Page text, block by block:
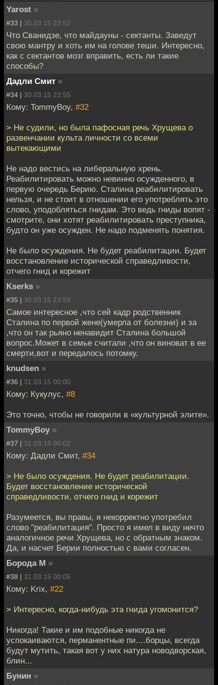
Yarost »
#33 | 30.03.15 23:52
Что Сванидзе, что майдауны - сектанты. Заведут
свою мантру и хоть им на голове теши. Интересно,
как с сектантов мозг вправить, есть ли такие
способы?
Дадли Смит »
#34 | 30.03.15 23:55
Кому: TommyBoy, #32
> Не судили, но была пафосная речь Хрущева о
развенчании культа личности со всеми
вытекающими
Не надо вестись на либеральную хрень.
Реабилитировать можно невинно осужденного, в
первую очередь Берию. Сталина реабилитировать
нельзя, и не стоит в отношении его употреблять это
слово, уподобляться гнидам. Это ведь гниды вопят -
смотрите, они хотят реабилитировать преступника,
будто он уже осужден. Не надо подменять понятия.
Не было осуждения. Не будет реабилитации. Будет
восстановление исторической справедливости,
отчего гнид и корежит
Kserks »
#35 | 30.03.15 23:59
Самое интересное ,что сей кадр родственник
Сталина по первой жене(умерла от болезни) и за
,что он так рьяно ненавидит Сталина большой
вопрос.Может в семье считали ,что он виноват в ее
смерти,вот и передалось потомку.
knudsen »
#36 | 31.03.15 00:00
Кому: Кукулус, #8
Это точно, чтобы не говорили в «культурной элите».
TommyBoy »
#37 | 31.03.15 00:02
Кому: Дадли Смит, #34
> Не было осуждения. Не будет реабилитации.
Будет восстановление исторической
справедливости, отчего гнид и корежит
Разумеется, вы правы, я некорректно употребил
слово "реабилитация". Просто я имел в виду нечто
аналогичное речи Хрущева, но с обратным знаком.
Да, и насчет Берии полностью с вами согласен.
Борода М »
#38 | 31.03.15 00:05
Кому: Krix, #22
> Интересно, когда-нибудь эта гнида угомонится?
Никогда! Такие и им подобные никогда не
успокаиваются, перманентные пи....борцы, всегда
будут мутить, такая вот у них натура новодворская,
блин...
Бунин »